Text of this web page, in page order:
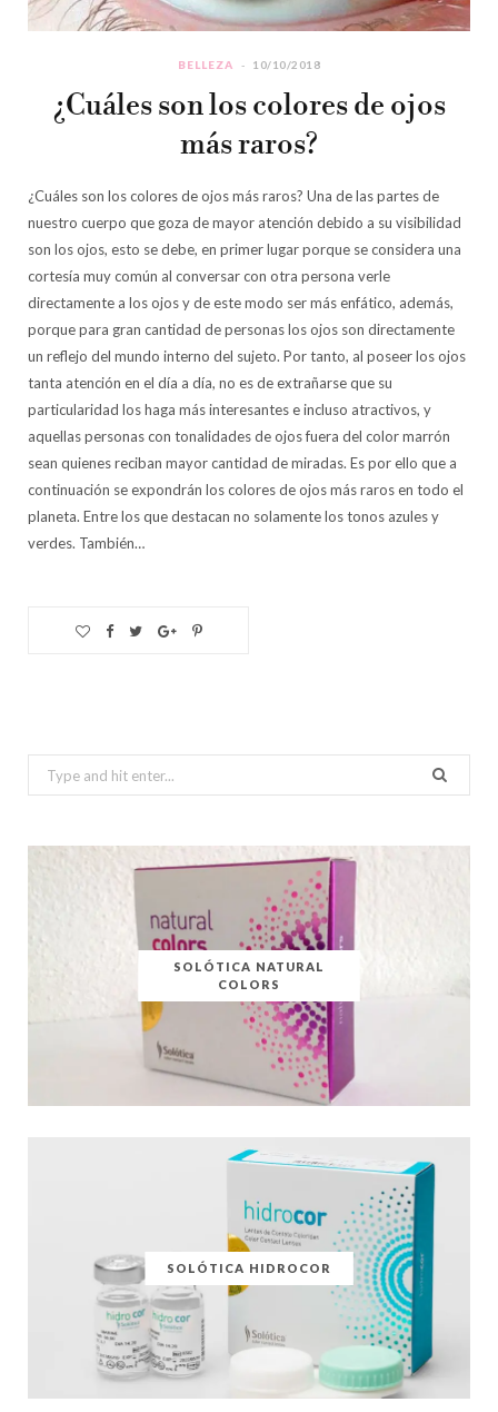
BELLEZA 10/10/2018
¿Cuáles son los colores de ojos
más raros?
¿Cuáles son los colores de ojos más raros? Una de las partes de
nuestro cuerpo que goza de mayor atención debido a su visibilidad
son los ojos, esto se debe, en primer lugar porque se considera una
cortesía muy común al conversar con otra persona verle
directamente a los ojos y de este modo ser más enfático, además,
porque para gran cantidad de personas los ojos son directamente
un reflejo del mundo interno del sujeto. Por tanto, al poseer los ojos
tanta atención en el día a día, no es de extrañarse que su
particularidad los haga más interesantes e incluso atractivos, y
aquellas personas con tonalidades de ojos fuera del color marrón
sean quienes reciban mayor cantidad de miradas. Es por ello que a
continuación se expondrán los colores de ojos más raros en todo el
planeta. Entre los que destacan no solamente los tonos azules y
verdes. También…
Search
for:
SOLÓTICA NATURAL
COLORS
SOLÓTICA HIDROCOR